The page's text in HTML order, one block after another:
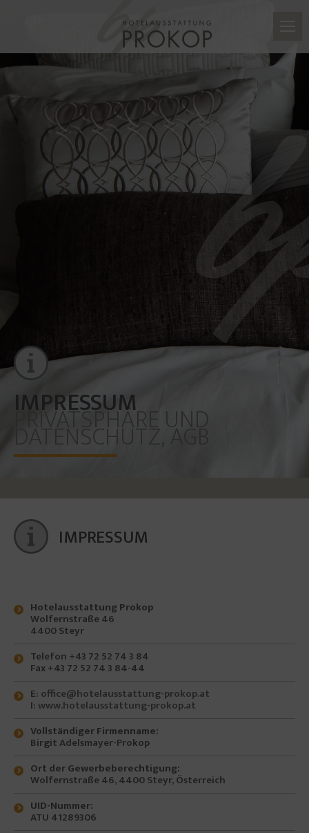
IMPRESSUM
PRIVATSPHÄRE UND
DATENSCHUTZ, AGB
IMPRESSUM
Hotelausstattung Prokop
Wolfernstraße 46
4400 Steyr
Telefon +43 72 52 74 3 84
Fax +43 72 52 74 3 84-44
E: office@hotelausstattung-prokop.at
I:www.hotelausstattung-prokop.at
Vollständiger Firmenname:
Birgit Adelsmayer-Prokop
Ort der Gewerbeberechtigung:
Wolfernstraße 46, 4400 Steyr, Österreich
UID-Nummer:
ATU 41289306